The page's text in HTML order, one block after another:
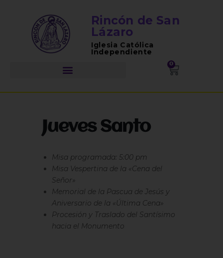
Rincón de San
Lázaro
Iglesia Católica
Independiente
0
Jueves Santo
Misa programada: 5:00 pm
Misa Vespertina de la «Cena del
Señor»
Memorial de la Pascua de Jesús y
Aniversario de la «Última Cena»
Procesión y Traslado del Santísimo
hacia el Monumento